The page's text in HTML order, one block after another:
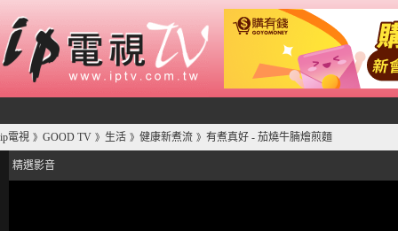
ip電視 》 GOOD TV 》 生活 》 健康新煮流 》 有煮真好 - 茄燒牛腩燴煎麵
精選影音